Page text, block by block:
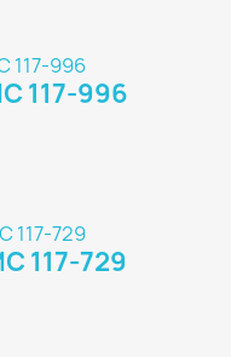
117-996
117-729